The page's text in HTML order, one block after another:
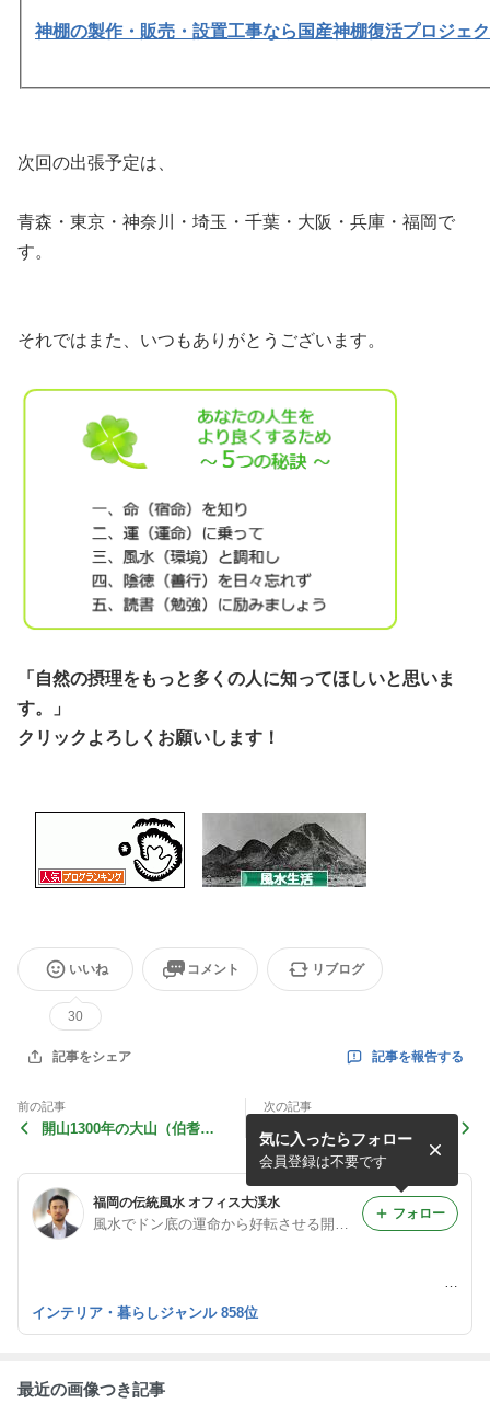
神棚の製作・販売・設置工事なら国産神棚復活プロジェ
次回の出張予定は、
青森・東京・神奈川・埼玉・千葉・大阪・兵庫・福岡で
す。
それではまた、いつもありがとうございます。
「自然の摂理をもっと多くの人に知ってほしいと思いま
す。」
クリックよろしくお願いします！
いいね
30
コメント リブログ
記事をシェア 記事を報告する
前の記事
開山1300年の大山（伯耆富
次の記事
出雲大社の大注連縄（神棚用
のNEW商品）
福岡の伝統風水 オフィス大渓水
気に入ったらフォロー
会員登録は不要です
フォロー
インテリア・暮らしジャンル 858位
最近の画像つき記事